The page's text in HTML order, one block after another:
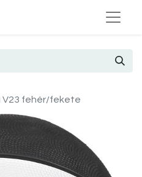
V23 fehér/fekete